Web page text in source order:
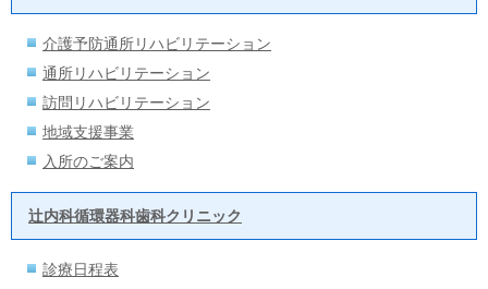
介護予防通所リハビリテーション
通所リハビリテーション
訪問リハビリテーション
地域支援事業
入所のご案内
辻内科循環器科歯科クリニック
診療日程表